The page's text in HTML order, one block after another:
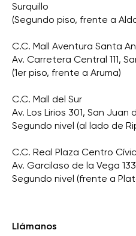
Surquillo
(Segundo piso, frente a
C.C. Mall Aventura Santa
Av. Carretera Central 111,
(1er piso, frente a Aruma)
C.C. Mall del Sur
Av. Los Lirios 301, San Juan
Segundo nivel (al lado de
C.C. Real Plaza Centro
Av. Garcilaso de la Vega
Segundo nivel (frente a
Llámanos